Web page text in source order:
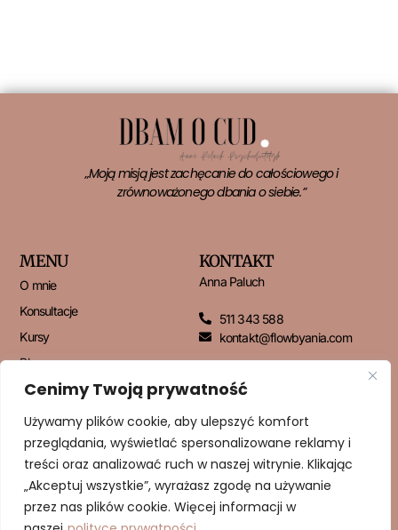
Cenimy Twoją prywatność
Używamy plików cookie, aby ulepszyć komfort
przeglądania, wyświetlać spersonalizowane reklamy i
treści oraz analizować ruch w naszej witrynie. Klikając
„Akceptuj wszystkie”, wyrażasz zgodę na używanie
przez nas plików cookie. Więcej informacji w
„Moją misją jest zachęcanie do całościowego i
zrównoważonego dbania o siebie.”
MENU
O mnie
Konsultacje
Kursy
Blog
Kontakt
KONTAKT
Anna Paluch
511 343 588
kontakt@flowbyania.com
NEWSLETTER